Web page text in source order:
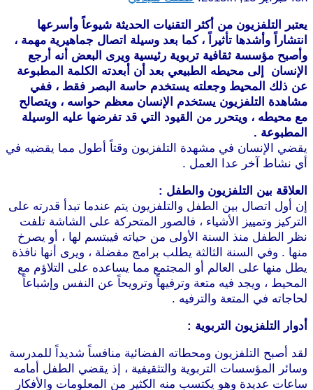
يعتبر التلفزيون من أكثر التقنيات الحديثة شيوعاً وأسرعها
انتشاراً وأشدها تأثيراً ، كما بعد وسيلة اتصال جماهيرية مهمة ،
وأصبح مؤسسة ثقافية تربوية رئيسية ويرى البعض أنه أرجع
الإنسان إلى محيطه الطبيعي بعد أن أبعدته الكلمة المطبوعة
عن ذلك المحيط وجعلته يستخدم حاسة البصر فقط ، ففي
مشاهدة التلفزيون يستخدم الإنسان معظم حواسه ، ويتصالح
مع محيطه ، ويتحرر من القيود التي قد تفرضها عليه الوسيلة
المطبوعة .
يقضي الإنسان في مشهدة التلفزيون وقتاً أطول مما يقضيه في
أي نشاط آخر عدا العمل .
العلاقة بين التلفزيون والطفل :
إن أول اتصال بين الطفل والتلفزيون يتم عندما تبدأ قدرته على
التركيز وتمييز الأشياء ، فالصور المتحركة على الشاشة تلفت
نظر الطفل منذ السنة الأولى من حياته فيبتسم لها ، أو يصرخ
منها . وفي السنة الثالثة يطلب برامج مفضلة ، ويرى أنها نافذة
يطل منها على العالم أو المجتمع مما يساعده على التلاؤم مع
المحيط ، ويجد فيه متعة وترفيهاً وترويحاً عن النفس وإشباعاً
لحاجاته في المتعة والترفيه .
أدوار التلفزيون التربوية :
لقد أصبح التلفزيون ومحطاته الفضائية منافساً شديداً للمدرسة
وسائر المؤسسات التربوية والتثقيفية ، إذ يقضي الطفل أمامه
ساعات عديدة وهو يكتسب منه الكثير من المعلومات والأفكار